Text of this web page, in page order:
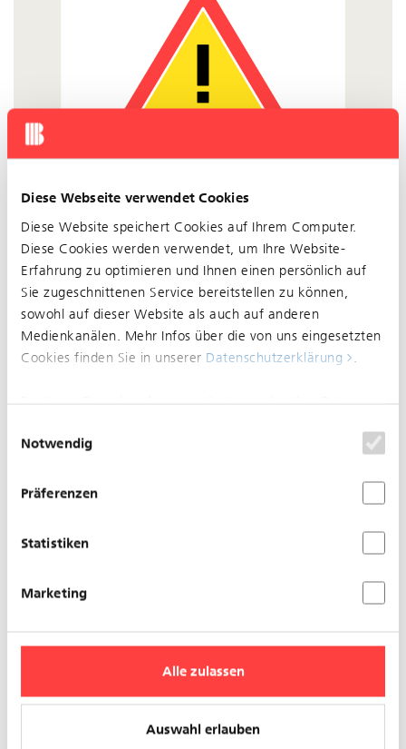
Diese Webseite verwendet Cookies
Diese Website speichert Cookies auf Ihrem Computer.
Diese Cookies werden verwendet, um Ihre Website-
Erfahrung zu optimieren und Ihnen einen persönlich auf
Sie zugeschnittenen Service bereitstellen zu können,
sowohl auf dieser Website als auch auf anderen
Medienkanälen. Mehr Infos über die von uns eingesetzten
Cookies finden Sie in unserer Datenschutzerklärung
optimal zu entsprechen, wird nur ein einzelnes Cookie
treffen müssen.
Notwendig
Präferenzen
Statistiken
Marketing
Alle zulassen
Auswahl erlauben
Aufgehoben: Eingeschränkter Betrieb zwischen
Dreispitz und St-Louis Grenze
12.04.2026
Unterbruch zwischen MParc
Unterbruch zwischen MParc und Bahnhof SBB